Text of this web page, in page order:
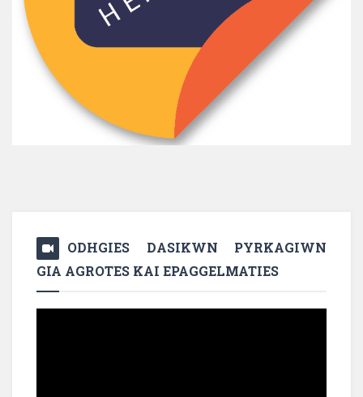
ODHGIES DASIKWN PYRKAGIWN
GIA AGROTES KAI EPAGGELMATIES